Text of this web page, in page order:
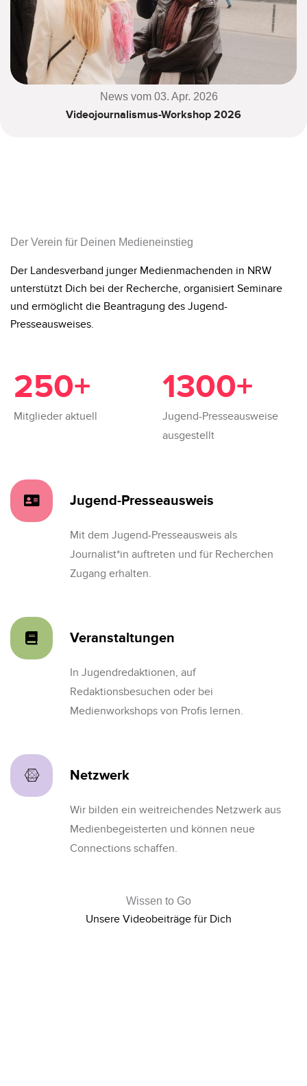
News vom 03. Apr. 2026
Videojournalismus-Workshop 2026
Der Verein für Deinen Medieneinstieg
Der Landesverband junger Medienmachenden in NRW
unterstützt Dich bei der Recherche, organisiert Seminare
und ermöglicht die Beantragung des Jugend-
Presseausweises.
250+
Mitglieder aktuell
1300+
Jugend-Presseausweise
ausgestellt
Jugend-Presseausweis
Mit dem Jugend-Presseausweis als
Journalist*in auftreten und für Recherchen
Zugang erhalten.
Veranstaltungen
In Jugendredaktionen, auf
Redaktionsbesuchen oder bei
Medienworkshops von Profis lernen.
Netzwerk
Wir bilden ein weitreichendes Netzwerk aus
Medienbegeisterten und können neue
Connections schaffen.
Wissen to Go
Unsere Videobeiträge für Dich